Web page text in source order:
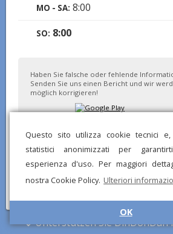
Questo sito utilizza cookie tecnici
statistici anonimizzati per
esperienza d'uso. Per maggiori
nostra Cookie Policy. Ulteriori
OK
MO - SA: 8:00
SO: 8:00
Haben Sie falsche oder fehlende
Senden Sie uns einen Bericht und wir
möglich korrigieren!
© DinDonDan App 2026 –
Unterstützen Sie DinDonDan